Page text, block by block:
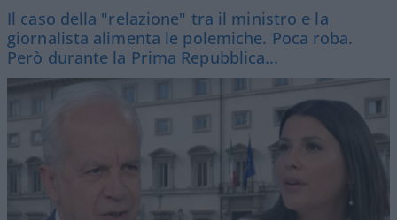
Il caso della "relazione" tra il ministro e la
giornalista alimenta le polemiche. Poca roba.
Però durante la Prima Repubblica...